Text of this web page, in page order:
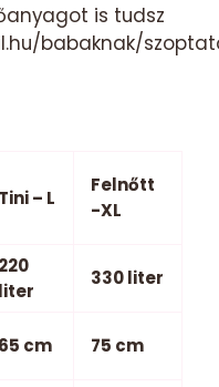
is tudsz
babaknak/
Tini – L
Felnőtt
-XL
220
liter
330 liter
65 cm 75 cm